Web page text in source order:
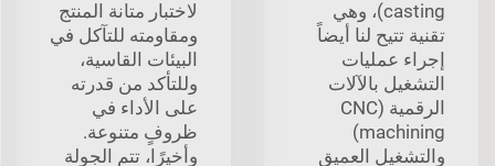
casting)، وهي
تقنية تتيح لنا أيضاً
إجراء عمليات
التشغيل بالآلات
الرقمية (CNC
machining)
والتشغيل العميق
لاختبار متانة المنتج
ومقاومته للتآكل في
البيئات القاسية،
وللتأكد من قدرته
على الأداء في
ظروفٍ متنوعة.
وأخيرًا، تتم الجولة